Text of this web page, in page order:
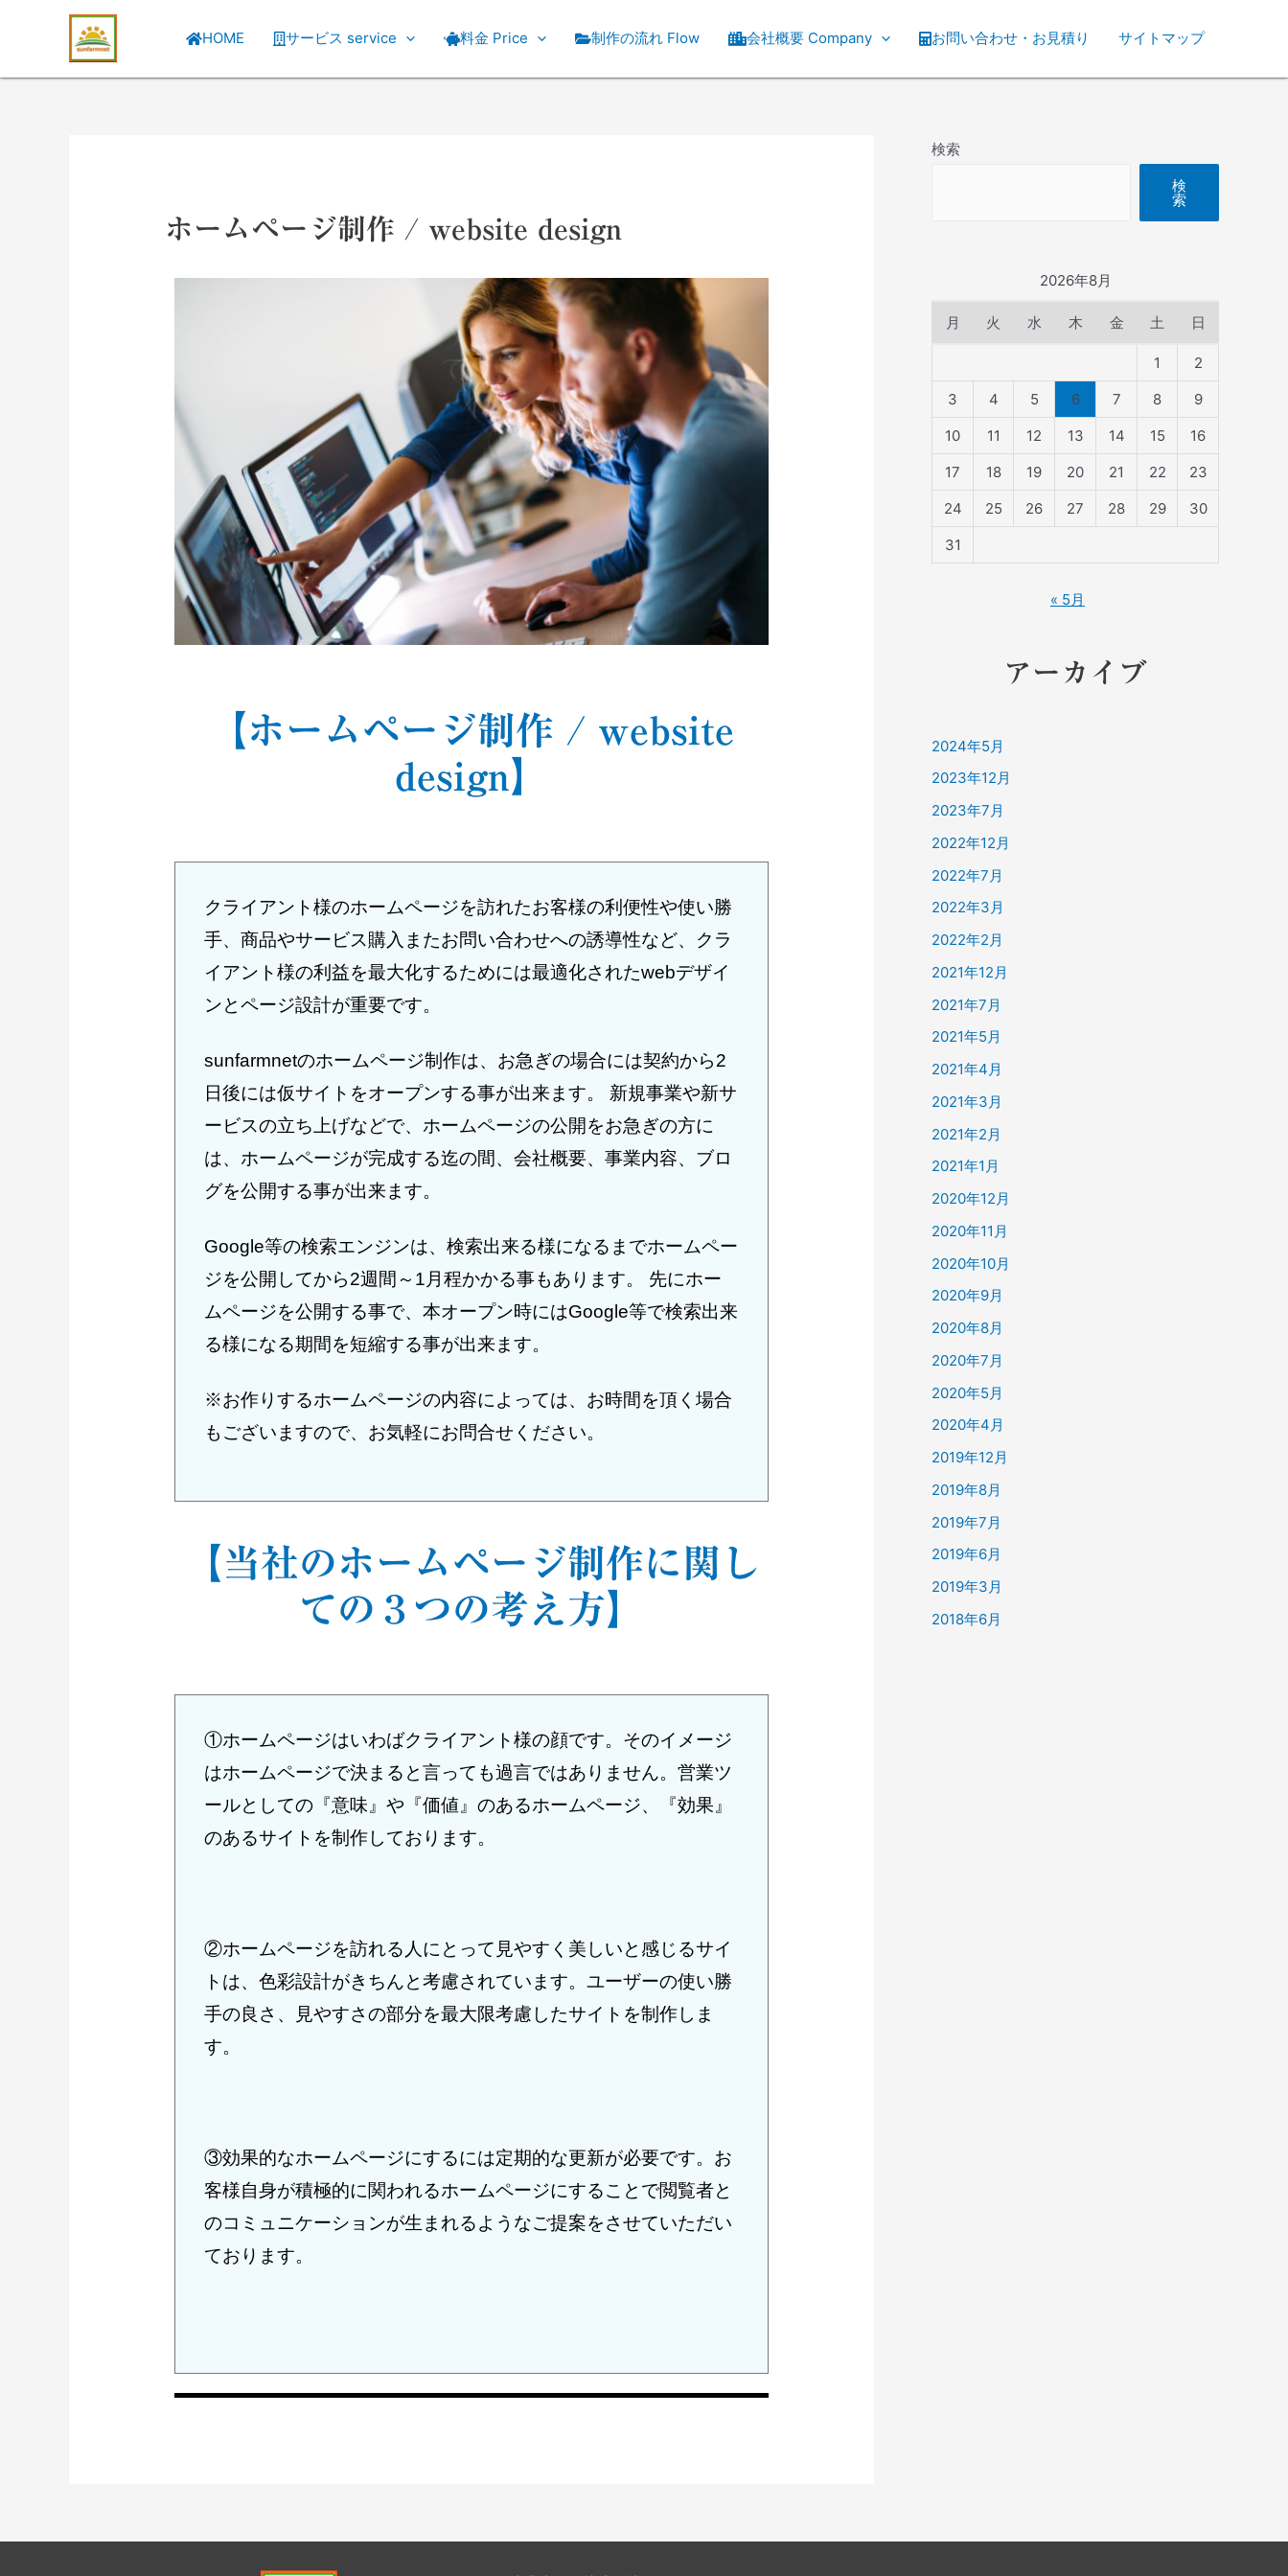
HOME サービス service 料金 Price 制作の流れ Flow 会社概要 Company お問い合わせ・お見積り サイトマップ
ホームページ制作 / website design
【ホームページ制作 / website
design】
クライアント様のホームページを訪れたお客様の利便性や使い勝
手、商品やサービス購入またお問い合わせへの誘導性など、クラ
イアント様の利益を最大化するためには最適化されたwebデザイ
ンとページ設計が重要です。
sunfarmnetのホームページ制作は、お急ぎの場合には契約から2
日後には仮サイトをオープンする事が出来ます。 新規事業や新サ
ービスの立ち上げなどで、ホームページの公開をお急ぎの方に
は、ホームページが完成する迄の間、会社概要、事業内容、ブロ
グを公開する事が出来ます。
Google等の検索エンジンは、検索出来る様になるまでホームペー
ジを公開してから2週間～1月程かかる事もあります。 先にホー
ムページを公開する事で、本オープン時にはGoogle等で検索出来
る様になる期間を短縮する事が出来ます。
※お作りするホームページの内容によっては、お時間を頂く場合
もございますので、お気軽にお問合せください。
【当社のホームページ制作に関し
ての３つの考え方】
①ホームページはいわばクライアント様の顔です。そのイメージ
はホームページで決まると言っても過言ではありません。営業ツ
ールとしての『意味』や『価値』のあるホームページ、『効果』
のあるサイトを制作しております。
②ホームページを訪れる人にとって見やすく美しいと感じるサイ
トは、色彩設計がきちんと考慮されています。ユーザーの使い勝
手の良さ、見やすさの部分を最大限考慮したサイトを制作しま
す。
③効果的なホームページにするには定期的な更新が必要です。お
客様自身が積極的に関われるホームページにすることで閲覧者と
のコミュニケーションが生まれるようなご提案をさせていただい
ております。
検索
検
索
2026年8月
月 火 水 木 金 土 日
1
2
3
4 5 6 7 8
9
10
11 12 13 14 15
16
17
18 19 20 21 22
23
24
25 26 27 28 29
30
31
« 5月
アーカイブ
2024年5月
2023年12月
2023年7月
2022年12月
2022年7月
2022年3月
2022年2月
2021年12月
2021年7月
2021年5月
2021年4月
2021年3月
2021年2月
2021年1月
2020年12月
2020年11月
2020年10月
2020年9月
2020年8月
2020年7月
2020年5月
2020年4月
2019年12月
2019年8月
2019年7月
2019年6月
2019年3月
2018年6月